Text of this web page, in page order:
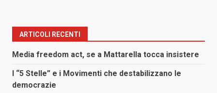
ARTICOLI RECENTI
Media freedom act, se a Mattarella tocca insistere
I “5 Stelle” e i Movimenti che destabilizzano le
democrazie